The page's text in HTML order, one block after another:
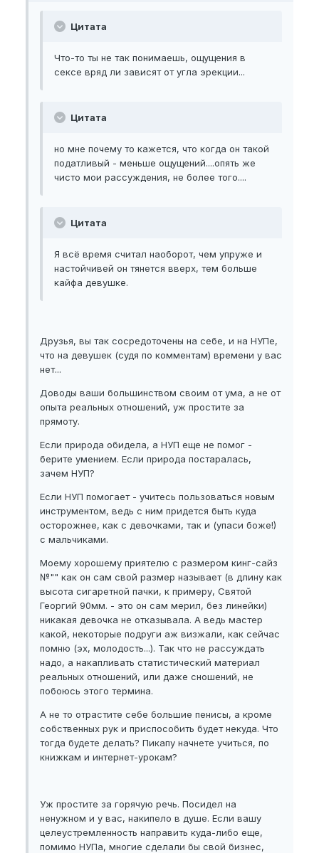
Цитата
Что-то ты не так понимаешь, ощущения в
сексе вряд ли зависят от угла эрекции...
Цитата
но мне почему то кажется, что когда он такой
податливый - меньше ощущений....опять же
чисто мои рассуждения, не более того....
Цитата
Я всё время считал наоборот, чем упруже и
настойчивей он тянется вверх, тем больше
кайфа девушке.
Друзья, вы так сосредоточены на себе, и на НУПе,
что на девушек (судя по комментам) времени у вас
нет...
Доводы ваши большинством своим от ума, а не от
опыта реальных отношений, уж простите за
прямоту.
Если природа обидела, а НУП еще не помог -
берите умением. Если природа постаралась,
зачем НУП?
Если НУП помогает - учитесь пользоваться новым
инструментом, ведь с ним придется быть куда
осторожнее, как с девочками, так и (упаси боже!)
с мальчиками.
Моему хорошему приятелю с размером кинг-сайз
№"" как он сам свой размер называет (в длину как
высота сигаретной пачки, к примеру, Святой
Георгий 90мм. - это он сам мерил, без линейки)
никакая девочка не отказывала. А ведь мастер
какой, некоторые подруги аж визжали, как сейчас
помню (эх, молодость...). Так что не рассуждать
надо, а накапливать статистический материал
реальных отношений, или даже сношений, не
побоюсь этого термина.
А не то отрастите себе большие пенисы, а кроме
собственных рук и приспособить будет некуда. Что
тогда будете делать? Пикапу начнете учиться, по
книжкам и интернет-урокам?
Уж простите за горячую речь. Посидел на
ненужном и у вас, накипело в душе. Если вашу
целеустремленность направить куда-либо еще,
помимо НУПа, многие сделали бы свой бизнес,